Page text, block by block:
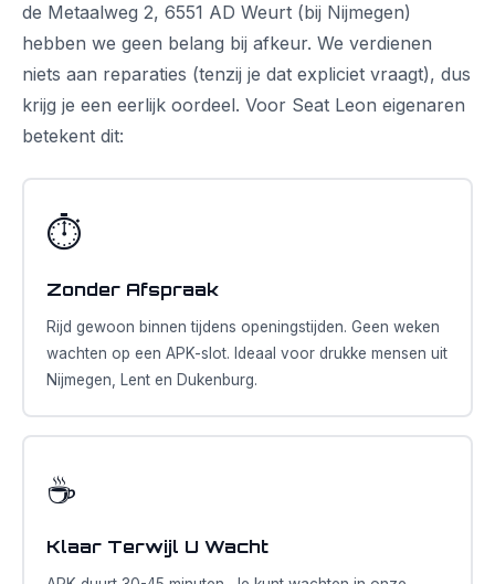
de Metaalweg 2, 6551 AD Weurt (bij Nijmegen)
hebben we geen belang bij afkeur. We verdienen
niets aan reparaties (tenzij je dat expliciet vraagt), dus
krijg je een eerlijk oordeel. Voor Seat Leon eigenaren
betekent dit:
⏱️
Zonder Afspraak
Rijd gewoon binnen tijdens openingstijden. Geen weken
wachten op een APK-slot. Ideaal voor drukke mensen uit
Nijmegen, Lent en Dukenburg.
☕
Klaar Terwijl U Wacht